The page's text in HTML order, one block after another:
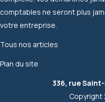
comptables ne seront plus
votre entreprise.
Tous nos articles
Plan du site
336, rue
Copyright